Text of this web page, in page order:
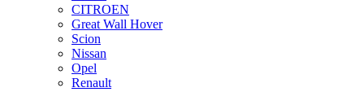
CITROEN
Great Wall Hover
Scion
Nissan
Opel
Renault